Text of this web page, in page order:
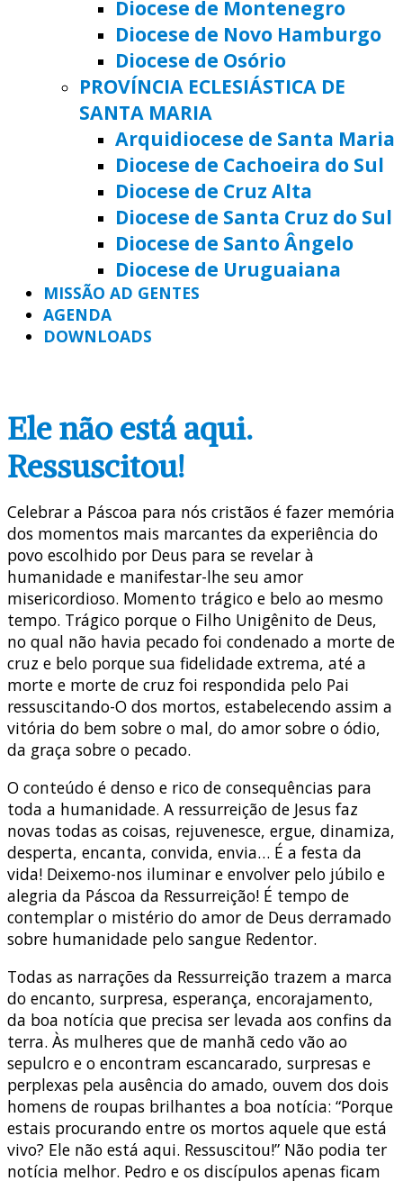
Diocese de Montenegro
Diocese de Novo Hamburgo
Diocese de Osório
PROVÍNCIA ECLESIÁSTICA DE
SANTA MARIA
Arquidiocese de Santa Maria
Diocese de Cachoeira do Sul
Diocese de Cruz Alta
Diocese de Santa Cruz do Sul
Diocese de Santo Ângelo
Diocese de Uruguaiana
MISSÃO AD GENTES
AGENDA
DOWNLOADS
Ele não está aqui.
Ressuscitou!
Celebrar a Páscoa para nós cristãos é fazer memória
dos momentos mais marcantes da experiência do
povo escolhido por Deus para se revelar à
humanidade e manifestar-lhe seu amor
misericordioso. Momento trágico e belo ao mesmo
tempo. Trágico porque o Filho Unigênito de Deus,
no qual não havia pecado foi condenado a morte de
cruz e belo porque sua fidelidade extrema, até a
morte e morte de cruz foi respondida pelo Pai
ressuscitando-O dos mortos, estabelecendo assim a
vitória do bem sobre o mal, do amor sobre o ódio,
da graça sobre o pecado.
O conteúdo é denso e rico de consequências para
toda a humanidade. A ressurreição de Jesus faz
novas todas as coisas, rejuvenesce, ergue, dinamiza,
desperta, encanta, convida, envia… É a festa da
vida! Deixemo-nos iluminar e envolver pelo júbilo e
alegria da Páscoa da Ressurreição! É tempo de
contemplar o mistério do amor de Deus derramado
sobre humanidade pelo sangue Redentor.
Todas as narrações da Ressurreição trazem a marca
do encanto, surpresa, esperança, encorajamento,
da boa notícia que precisa ser levada aos confins da
terra. Às mulheres que de manhã cedo vão ao
sepulcro e o encontram escancarado, surpresas e
perplexas pela ausência do amado, ouvem dos dois
homens de roupas brilhantes a boa notícia: “Porque
estais procurando entre os mortos aquele que está
vivo? Ele não está aqui. Ressuscitou!” Não podia ter
notícia melhor. Pedro e os discípulos apenas ficam